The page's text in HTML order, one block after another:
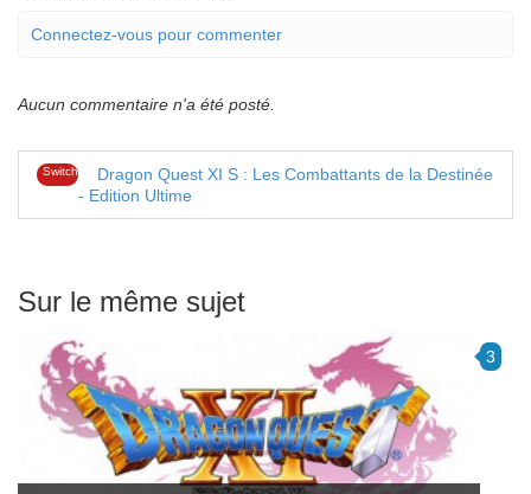
Connectez-vous pour commenter
Aucun commentaire n'a été posté.
Switch
Dragon Quest XI S : Les Combattants de la Destinée
- Edition Ultime
Sur le même sujet
3